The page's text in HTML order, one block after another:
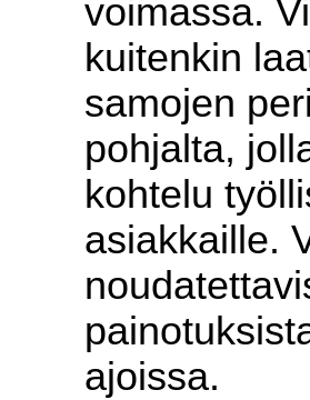
voimassa.
kuitenkin
samojen
pohjalta,
kohtelu
asiakkaille.
ajoissa.